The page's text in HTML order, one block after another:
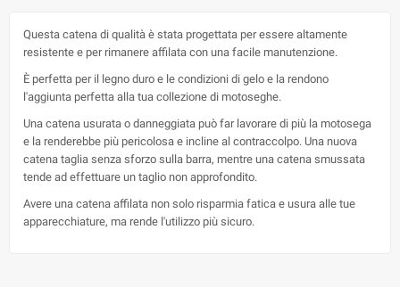
Questa catena di qualità è stata progettata per essere altamente
resistente e per rimanere affilata con una facile manutenzione.
È perfetta per il legno duro e le condizioni di gelo e la rendono
l'aggiunta perfetta alla tua collezione di motoseghe.
Una catena usurata o danneggiata può far lavorare di più la motosega
e la renderebbe più pericolosa e incline al contraccolpo. Una nuova
catena taglia senza sforzo sulla barra, mentre una catena smussata
tende ad effettuare un taglio non approfondito.
Avere una catena affilata non solo risparmia fatica e usura alle tue
apparecchiature, ma rende l'utilizzo più sicuro.